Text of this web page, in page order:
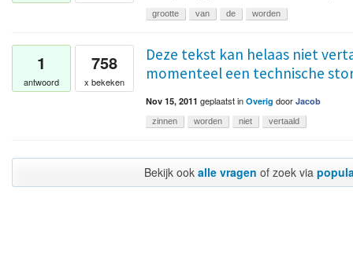
grootte van de worden
1
antwoord
758
x bekeken
Deze tekst kan helaas niet
momenteel een technische
Nov 15, 2011 geplaatstin Overig door Jacob
zinnen worden niet vertaald
Bekijk ook alle vragen of zoek via